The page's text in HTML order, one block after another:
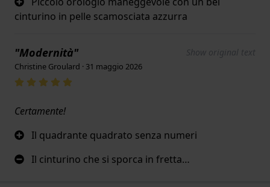
cinturino in pelle scamosciata azzurra
"Modernità" Show original text
Christine Groulard · 31 maggio 2026
Certamente!
Il quadrante quadrato senza numeri
Il cinturino che si sporca in fretta…